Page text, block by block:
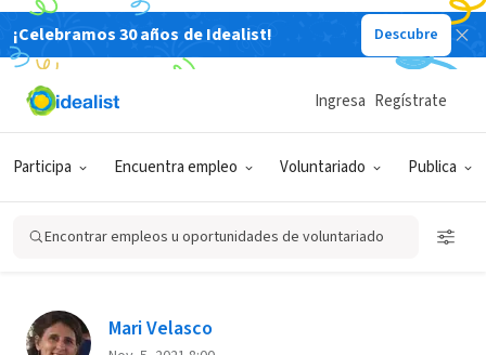
¡Celebramos 30 años de Idealist! Descubre
Participa Encuentra empleo Voluntariado Publica
Ingresa Regístrate
Encontrar empleos u oportunidades de voluntariado
Back
Trabajando en red para
fortalecer el voluntariado en
Chile
Mari Velasco